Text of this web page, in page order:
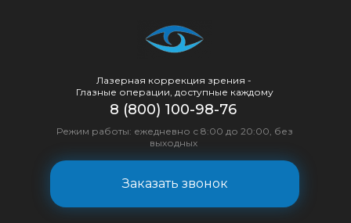
Лазерная коррекция зрения -
Глазные операции, доступные каждому
8 (800) 100-98-76
Режим работы: ежедневно с 8:00 до 20:00, без
выходных
Заказать звонок